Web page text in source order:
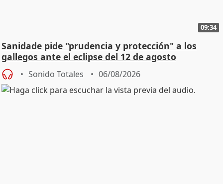
09:34
Sanidade pide "prudencia y protección" a los
gallegos ante el eclipse del 12 de agosto
Sonido Totales 06/08/2026